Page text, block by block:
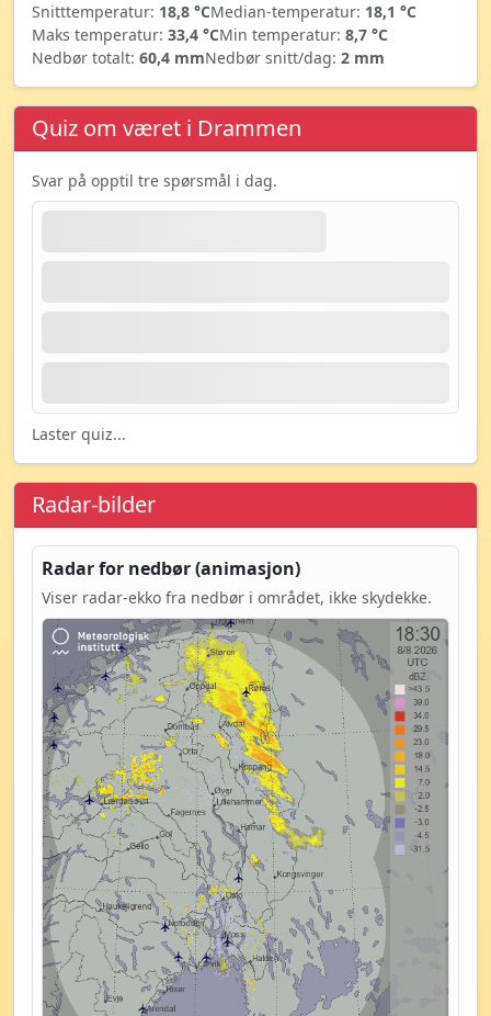
Snitttemperatur: 18,8 °CMedian-temperatur: 18,1 °C
Maks temperatur: 33,4 °CMin temperatur: 8,7 °C
Nedbør totalt: 60,4 mmNedbør snitt/dag: 2 mm
Quiz om været i Drammen
Svar på opptil tre spørsmål i dag.
Laster quiz...
Radar-bilder
Radar for nedbør (animasjon)
Viser radar-ekko fra nedbør i området, ikke skydekke.